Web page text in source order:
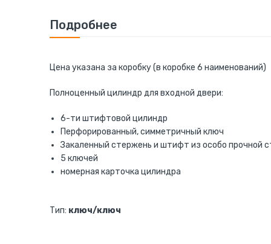
началу
галереи
Подробнее
Цена указана за коробку (в коробке 6 наименований)
Полноценный цилиндр для входной двери:
6-ти штифтовой цилиндр
Перфорированный, симметричный ключ
Закаленный стержень и штифт из особо прочной
5 ключей
номерная карточка цилиндра
Тип: ключ/ключ